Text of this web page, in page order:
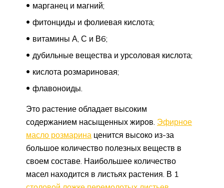
марганец и магний;
фитонциды и фолиевая кислота;
витамины А, С и В6;
дубильные вещества и урсоловая кислота;
кислота розмариновая;
флавоноиды.
Это растение обладает высоким
содержанием насыщенных жиров. Эфирное
масло розмарина ценится высоко из-за
большое количество полезных веществ в
своем составе. Наибольшее количество
масел находится в листьях растения. В 1